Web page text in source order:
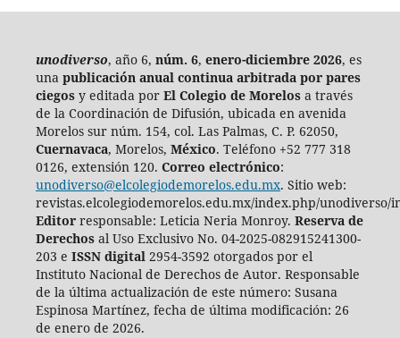
unodiverso, año 6, núm. 6, enero-diciembre 2026, es
unapublicación anual continua arbitrada por pares
ciegosy editada por El Colegio de Morelosa través
de la Coordinación de Difusión, ubicada en avenida
Morelos sur núm. 154, col. Las Palmas, C. P. 62050,
Cuernavaca, Morelos, México. Teléfono +52 777 318
0126, extensión 120. Correo electrónico:
unodiverso@elcolegiodemorelos.edu.mx. Sitio web:
revistas.elcolegiodemorelos.edu.mx/index.php/unodiverso/
Editor responsable: Leticia Neria Monroy. Reserva de
Derechosal Uso Exclusivo No. 04-2025-082915241300-
203 e ISSN digital2954-3592 otorgados por el
Instituto Nacional de Derechos de Autor. Responsable
de la última actualización de este número: Susana
Espinosa Martínez, fecha de última modificación: 26
de enero de 2026.